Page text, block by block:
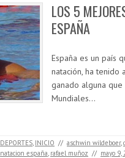
LOS 5
ESPAÑA
España es un país
natación, ha tenido
ganado alguna
Mundiales…
DEPORTES, INICIO // aschwin wildeboer,
natacion españa, rafael muñoz // mayo 9,